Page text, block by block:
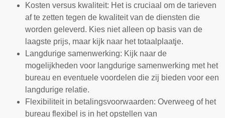
Kosten versus kwaliteit: Het is cruciaal om de tarieven
af te zetten tegen de kwaliteit van de diensten die
worden geleverd. Kies niet alleen op basis van de
laagste prijs, maar kijk naar het totaalplaatje.
Langdurige samenwerking: Kijk naar de
mogelijkheden voor langdurige samenwerking met het
bureau en eventuele voordelen die zij bieden voor een
langdurige relatie.
Flexibiliteit in betalingsvoorwaarden: Overweeg of het
bureau flexibel is in het opstellen van